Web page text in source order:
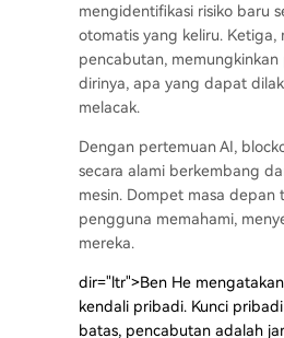
mengidentifikasi risiko baru
otomatis yang keliru.
pencabutan,
dirinya, apa yang dapat
melacak.
Dengan pertemuan AI,
secara alami berkembang
mesin. Dompet masa
pengguna memahami,
mereka.
dir="ltr">Ben He
kendali pribadi. Kunci
batas, pencabutan adalah